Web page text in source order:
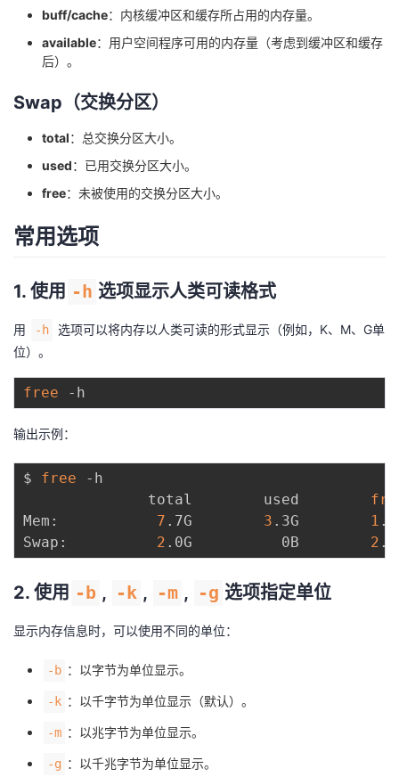
buff/cache：内核缓冲区和缓存所占用的内存量。
available：用户空间程序可用的内存量（考虑到缓冲区和缓存
后）。
Swap（交换分区）
total：总交换分区大小。
used：已用交换分区大小。
free：未被使用的交换分区大小。
常用选项
1. 使用 -h 选项显示人类可读格式
用 -h
选项可以将内存以人类可读的形式显示（例如，K、M、G单
位）。
free
输出示例：
$ free -h
              total        used
Mem: 7 .7G 3 .3G 1
Swap: 2 .0G          0B 2
2. 使用 -b , -k , -m , -g 选项指定单位
显示内存信息时，可以使用不同的单位：
-b ：以字节为单位显示。
-k ：以千字节为单位显示（默认）。
-m ：以兆字节为单位显示。
-g ：以千兆字节为单位显示。